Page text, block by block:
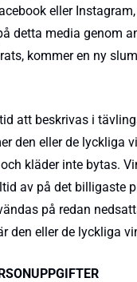
eller
detta media genom
kommer en ny
att beskrivas i
den eller de lyckliga
kläder inte bytas.
av på det billigaste
på redan
den eller de lyckliga